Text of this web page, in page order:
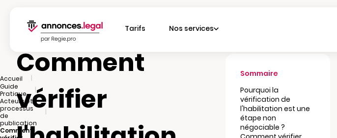
Tarifs Nos services
Accueil
|
Guide
Pratique
|
Acteurs et
processus
de
publication
|
Comment
Comment
vérifier
Sommaire
Pourquoi la
vérification de
l'habilitation est une
étape non
négociable ?